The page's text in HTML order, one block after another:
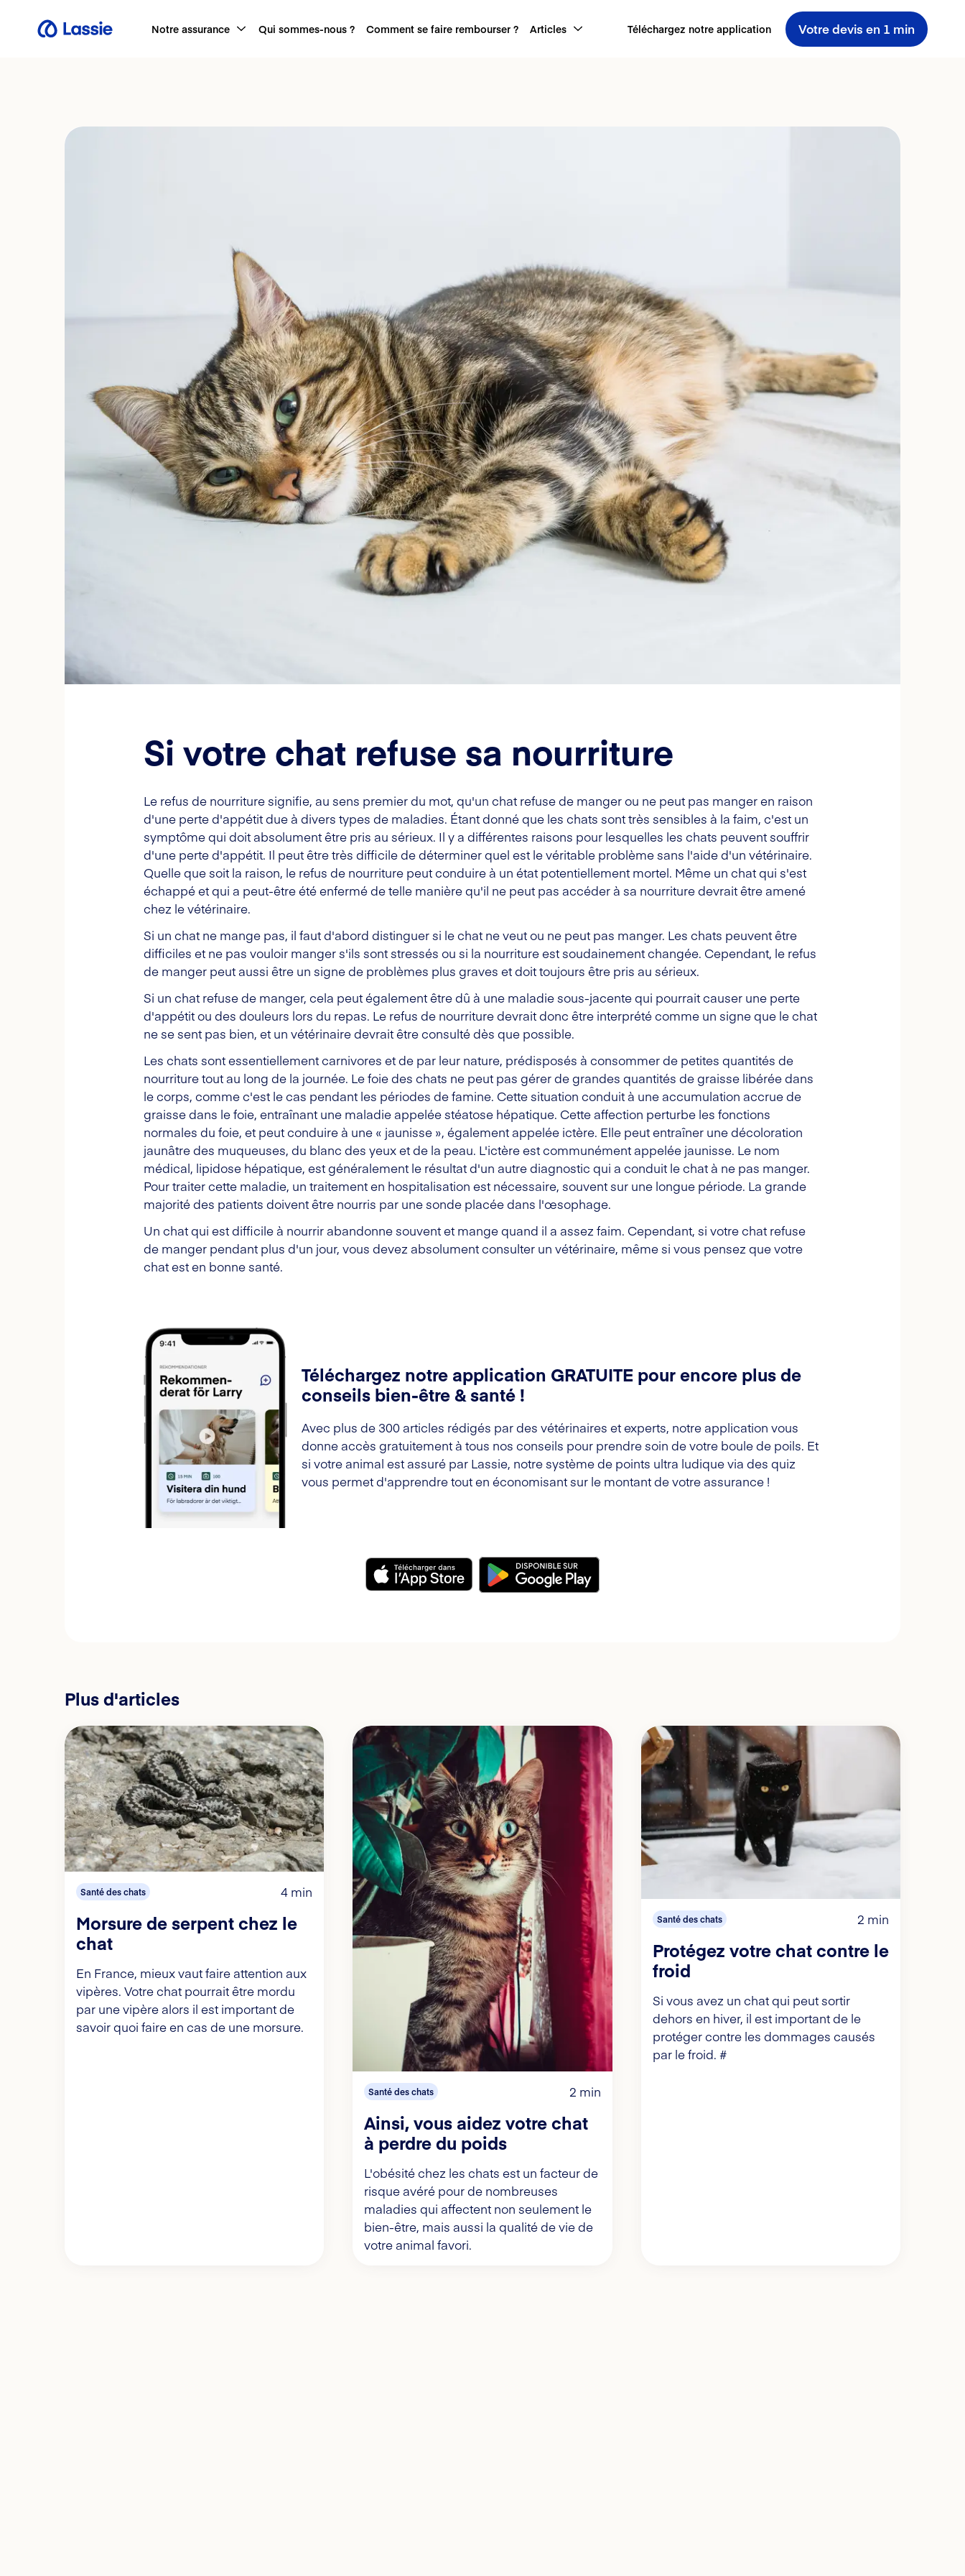
Notre assurance Qui sommes-nous ? Comment se faire rembourser ? Articles Téléchargez notre application Votre devis en 1 min
Si votre chat refuse sa nourriture
Le refus de nourriture signifie, au sens premier du mot, qu'un chat refuse de manger ou ne peut pas manger en raison
d'une perte d'appétit due à divers types de maladies. Étant donné que les chats sont très sensibles à la faim, c'est un
symptôme qui doit absolument être pris au sérieux. Il y a différentes raisons pour lesquelles les chats peuvent souffrir
d'une perte d'appétit. Il peut être très difficile de déterminer quel est le véritable problème sans l'aide d'un vétérinaire.
Quelle que soit la raison, le refus de nourriture peut conduire à un état potentiellement mortel. Même un chat qui s'est
échappé et qui a peut-être été enfermé de telle manière qu'il ne peut pas accéder à sa nourriture devrait être amené
chez le vétérinaire.
Si un chat ne mange pas, il faut d'abord distinguer si le chat ne veut ou ne peut pas manger. Les chats peuvent être
difficiles et ne pas vouloir manger s'ils sont stressés ou si la nourriture est soudainement changée. Cependant, le refus
de manger peut aussi être un signe de problèmes plus graves et doit toujours être pris au sérieux.
Si un chat refuse de manger, cela peut également être dû à une maladie sous-jacente qui pourrait causer une perte
d'appétit ou des douleurs lors du repas. Le refus de nourriture devrait donc être interprété comme un signe que le chat
ne se sent pas bien, et un vétérinaire devrait être consulté dès que possible.
Les chats sont essentiellement carnivores et de par leur nature, prédisposés à consommer de petites quantités de
nourriture tout au long de la journée. Le foie des chats ne peut pas gérer de grandes quantités de graisse libérée dans
le corps, comme c'est le cas pendant les périodes de famine. Cette situation conduit à une accumulation accrue de
graisse dans le foie, entraînant une maladie appelée stéatose hépatique. Cette affection perturbe les fonctions
normales du foie, et peut conduire à une « jaunisse », également appelée ictère. Elle peut entraîner une décoloration
jaunâtre des muqueuses, du blanc des yeux et de la peau. L'ictère est communément appelée jaunisse. Le nom
médical, lipidose hépatique, est généralement le résultat d'un autre diagnostic qui a conduit le chat à ne pas manger.
Pour traiter cette maladie, un traitement en hospitalisation est nécessaire, souvent sur une longue période. La grande
majorité des patients doivent être nourris par une sonde placée dans l'œsophage.
Un chat qui est difficile à nourrir abandonne souvent et mange quand il a assez faim. Cependant, si votre chat refuse
de manger pendant plus d'un jour, vous devez absolument consulter un vétérinaire, même si vous pensez que votre
chat est en bonne santé.
Téléchargez notre application GRATUITE pour encore plus de
conseils bien-être & santé !
Avec plus de 300 articles rédigés par des vétérinaires et experts, notre application vous
donne accès gratuitement à tous nos conseils pour prendre soin de votre boule de poils. Et
si votre animal est assuré par Lassie, notre système de points ultra ludique via des quiz
vous permet d'apprendre tout en économisant sur le montant de votre assurance !
Plus d'articles
Santé des chats 4 min
Morsure de serpent chez le
chat
En France, mieux vaut faire attention aux
vipères. Votre chat pourrait être mordu
par une vipère alors il est important de
savoir quoi faire en cas de une morsure.
Santé des chats 2 min
Ainsi, vous aidez votre chat
à perdre du poids
L'obésité chez les chats est un facteur de
risque avéré pour de nombreuses
maladies qui affectent non seulement le
bien-être, mais aussi la qualité de vie de
votre animal favori.
Santé des chats 2 min
Protégez votre chat contre le
froid
Si vous avez un chat qui peut sortir
dehors en hiver, il est important de le
protéger contre les dommages causés
par le froid. #